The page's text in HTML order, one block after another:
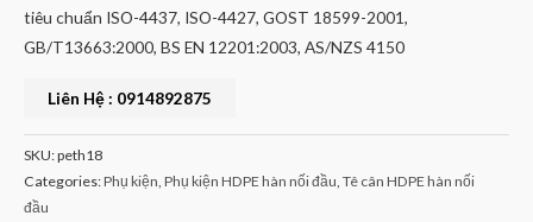
tiêu chuẩn ISO-4437, ISO-4427, GOST 18599-2001,
GB/T13663:2000, BS EN 12201:2003, AS/NZS 4150
Liên Hệ : 0914892875
SKU:peth18
Categories:Phụ kiện Phụ kiện HDPE hàn nối đầu Tê cân HDPE hàn nối
đầu